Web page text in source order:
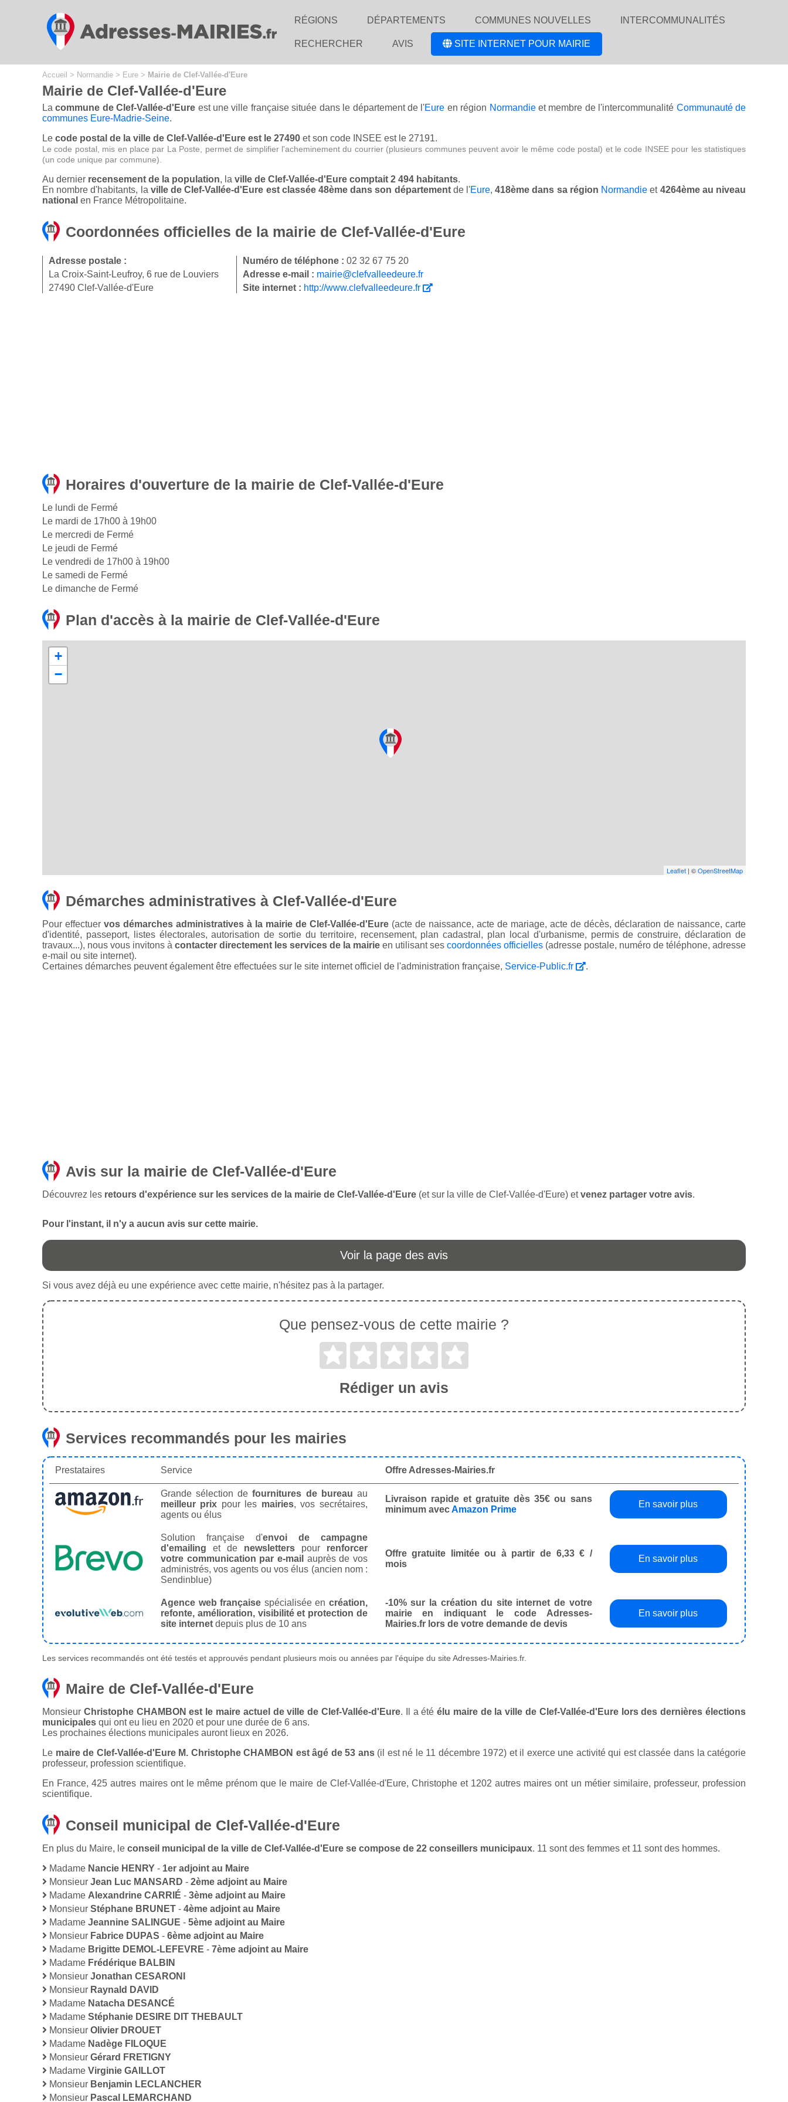
RÉGIONS DÉPARTEMENTS COMMUNES NOUVELLES INTERCOMMUNALITÉS
RECHERCHER AVIS SITE INTERNET POUR MAIRIE
Accueil > Normandie > Eure > Mairie de Clef-Vallée-d'Eure
Mairie de Clef-Vallée-d'Eure
Lacommune de Clef-Vallée-d'Eure est une ville française située dans le département de l'Eure en région Normandieet membre de l'intercommunalité Communauté de
communes Eure-Madrie-Seine.
Le code postal de la ville de Clef-Vallée-d'Eure est le 27490 et son code INSEE est le 27191.
Le code postal, mis en place par La Poste, permet de simplifier l'acheminement du courrier (plusieurs communes peuvent avoir le même code postal) et le code INSEE pour les statistiques
(un code unique par commune).
Au dernier recensement de la population, la ville de Clef-Vallée-d'Eure comptait 2 494 habitants.
En nombre d'habitants, la ville de Clef-Vallée-d'Eure est classée 48ème dans son départementde l'Eure,418ème dans sa région Normandie et 4264ème au niveau
national en France Métropolitaine.
Coordonnées officielles de la mairie de Clef-Vallée-d'Eure
Adresse postale :
La Croix-Saint-Leufroy, 6 rue de Louviers
27490 Clef-Vallée-d'Eure
Numéro de téléphone : 02 32 67 75 20
Adresse e-mail : mairie@clefvalleedeure.fr
Site internet : http://www.clefvalleedeure.fr
Horaires d'ouverture de la mairie de Clef-Vallée-d'Eure
Le lundi de Fermé
Le mardi de 17h00 à 19h00
Le mercredi de Fermé
Le jeudi de Fermé
Le vendredi de 17h00 à 19h00
Le samedi de Fermé
Le dimanche de Fermé
Plan d'accès à la mairie de Clef-Vallée-d'Eure
+
−
Leaflet | ©OpenStreetMap
Démarches administratives à Clef-Vallée-d'Eure
Pour effectuer vos démarches administratives à la mairie de Clef-Vallée-d'Eure (acte de naissance, acte de mariage, acte de décès, déclaration de naissance, carte
d'identité, passeport, listes électorales, autorisation de sortie du territoire, recensement, plan cadastral, plan local d'urbanisme, permis de construire, déclaration de
travaux...), nous vous invitons à contacter directement les services de la mairie en utilisant ses coordonnées officielles (adresse postale, numéro de téléphone, adresse
e-mail ou site internet).
Certaines démarches peuvent également être effectuées sur le site internet officiel de l'administration française, Service-Public.fr .
Avis sur la mairie de Clef-Vallée-d'Eure
Découvrez les retours d'expérience sur les services de la mairie de Clef-Vallée-d'Eure (et sur la ville de Clef-Vallée-d'Eure) etvenez partager votre avis.
Pour l'instant, il n'y a aucun avis sur cette mairie.
Voir la page des avis
Si vous avez déjà eu une expérience avec cette mairie, n'hésitez pas à la partager.
Que pensez-vous de cette mairie ?
Rédiger un avis
Services recommandés pour les mairies
Prestataires Service Offre Adresses-Mairies.fr
Grande sélection defournitures de bureau au
meilleur prix pour les mairies, vos secrétaires,
agents ou élus
Livraison rapide et gratuite dès 35€ ou sans
minimum avecAmazon Prime
En savoir plus
Solution française d'envoi de campagne
d'emailing et de newsletterspour renforcer
votre communication par e-mail auprès de vos
administrés, vos agents ou vos élus (ancien nom :
Sendinblue)
Offre gratuite limitée ou à partir de 6,33 € /
mois
En savoir plus
Agence web française spécialisée en création,
refonte, amélioration, visibilité et protection de
site internet depuis plus de 10 ans
-10% sur la création du site internet de votre
mairie en indiquant le code Adresses-
Mairies.fr lors de votre demande de devis
En savoir plus
Les services recommandés ont été testés et approuvés pendant plusieurs mois ou années par l'équipe du site Adresses-Mairies.fr.
Maire de Clef-Vallée-d'Eure
Monsieur Christophe CHAMBON est le maire actuel de ville de Clef-Vallée-d'Eure. Il a étéélu maire de la ville de Clef-Vallée-d'Eure lors des dernières élections
municipales qui ont eu lieu en 2020 et pour une durée de 6 ans.
Les prochaines élections municipales auront lieux en 2026.
Le maire de Clef-Vallée-d'Eure M. Christophe CHAMBON est âgé de 53 ans(il est né le 11 décembre 1972) et il exerce une activité qui est classée dans la catégorie
professeur, profession scientifique.
En France, 425 autres maires ont le même prénom que le maire de Clef-Vallée-d'Eure, Christophe et 1202 autres maires ont un métier similaire, professeur, profession
scientifique.
Conseil municipal de Clef-Vallée-d'Eure
En plus du Maire, le conseil municipal de la ville de Clef-Vallée-d'Eure se compose de 22 conseillers municipaux. 11 sont des femmes et 11 sont des hommes.
Madame Nancie HENRY - 1er adjoint au Maire
Monsieur Jean Luc MANSARD - 2ème adjoint au Maire
Madame Alexandrine CARRIÉ - 3ème adjoint au Maire
Monsieur Stéphane BRUNET - 4ème adjoint au Maire
Madame Jeannine SALINGUE - 5ème adjoint au Maire
Monsieur Fabrice DUPAS - 6ème adjoint au Maire
Madame Brigitte DEMOL-LEFEVRE - 7ème adjoint au Maire
Madame Frédérique BALBIN
Monsieur Jonathan CESARONI
Monsieur Raynald DAVID
Madame Natacha DESANCÉ
Madame Stéphanie DESIRE DIT THEBAULT
Monsieur Olivier DROUET
Madame Nadège FILOQUE
Monsieur Gérard FRETIGNY
Madame Virginie GAILLOT
Monsieur Benjamin LECLANCHER
Monsieur Pascal LEMARCHAND